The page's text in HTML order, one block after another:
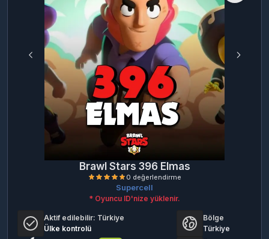
Brawl Stars 396 Elmas
Supercell
* Oyuncu ID'nize yüklenir.
Aktif edilebilir: Türkiye
Ülke kontrolü
Bölge
Türkiye